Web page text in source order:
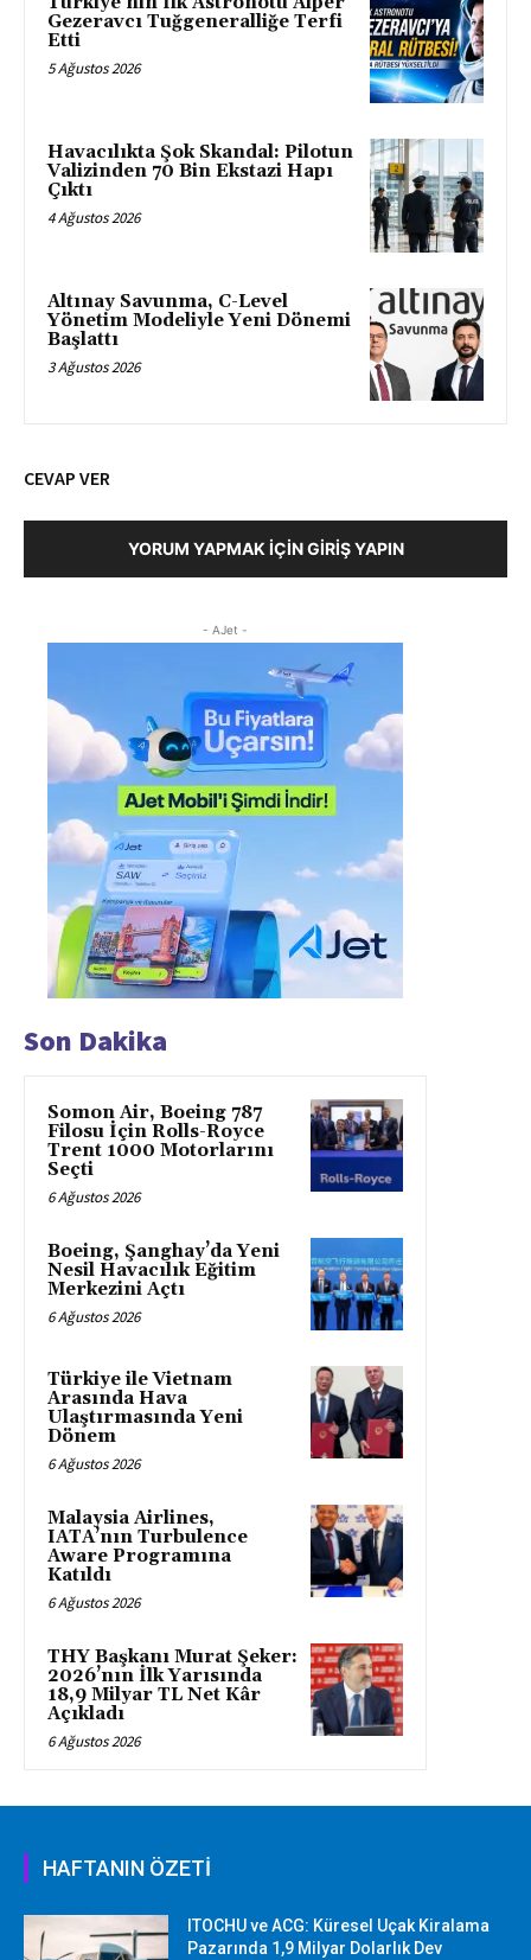
Gezeravcı Tuğgeneralliğe Terfi
Etti
5 Ağustos 2026
Havacılıkta Şok Skandal: Pilotun
Valizinden 70 Bin Ekstazi Hapı
Çıktı
4 Ağustos 2026
Altınay Savunma, C-Level
Yönetim Modeliyle Yeni Dönemi
Başlattı
3 Ağustos 2026
CEVAP VER
YORUM YAPMAK İÇIN GIRIŞ YAPIN
- AJet -
Son Dakika
Somon Air, Boeing 787
Filosu İçin Rolls-Royce
Trent 1000 Motorlarını
Seçti
6 Ağustos 2026
Boeing, Şanghay’da Yeni
Nesil Havacılık Eğitim
Merkezini Açtı
6 Ağustos 2026
Türkiye ile Vietnam
Arasında Hava
Ulaştırmasında Yeni
Dönem
6 Ağustos 2026
Malaysia Airlines,
IATA’nın Turbulence
Aware Programına
Katıldı
6 Ağustos 2026
THY Başkanı Murat Şeker:
2026’nın İlk Yarısında
18,9 Milyar TL Net Kâr
Açıkladı
6 Ağustos 2026
HAFTANIN ÖZETİ
ITOCHU ve ACG: Küresel Uçak Kiralama
Pazarında 1,9 Milyar Dolarlık Dev